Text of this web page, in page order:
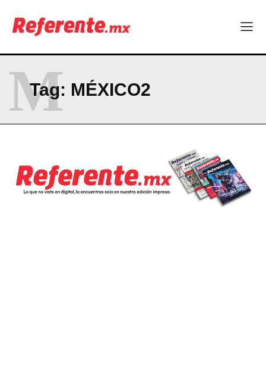
Tag: MÉXICO2
M